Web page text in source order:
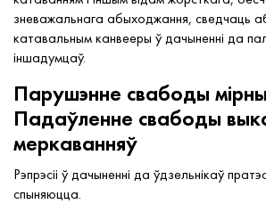
зневажальнага абыходжання, сведчаць
катавальным канвееры ў дачыненні да
іншадумцаў.
Парушэнне свабоды
Падаўленне свабоды
меркаванняў
Рэпрэсіі ў дачыненні да ўдзельнікаў
спыняюцца.